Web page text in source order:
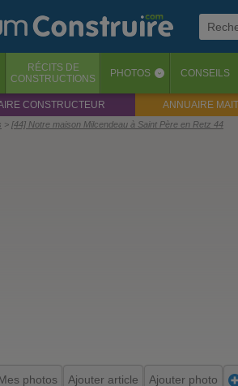
RÉCITS DE
CONSTRUCTIONS
PHOTOS ‹ CONSEILS
CONSTRUCTEUR ANNUAIRE
[44] Notre maison Milcendeau à Saint Père en Retz 44
photos Ajouter article Ajouter photo